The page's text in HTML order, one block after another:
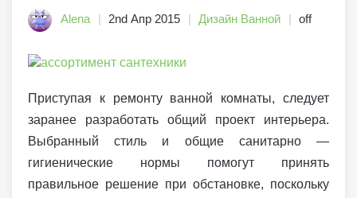
Alena 2nd Апр 2015 Дизайн Ванной off
Приступая к ремонту ванной комнаты, следует
заранее разработать общий проект интерьера.
Выбранный стиль и общие санитарно —
гигиенические нормы помогут принять
правильное решение при обстановке, поскольку